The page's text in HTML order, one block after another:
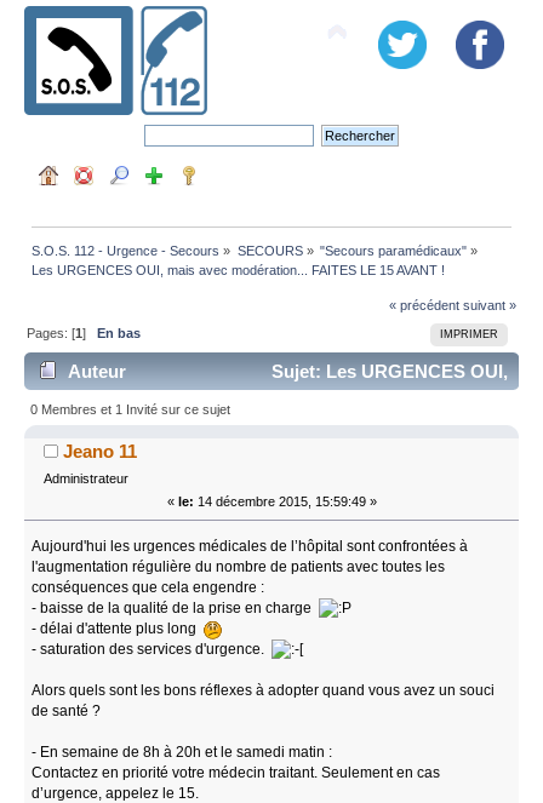
S.O.S. 112 - Urgence - Secours » SECOURS» "Secours paramédicaux"»
Les URGENCES OUI, mais avec modération... FAITES LE 15 AVANT !
« précédent suivant »
IMPRIMER
Pages: [1]En bas
Auteur
Sujet: Les URGENCES OUI,
mais avec modération... FAITES LE 15 AVANT ! (Lu
18887 fois)
0 Membres et 1 Invité sur ce sujet
Jeano 11
Administrateur
« le: 14 décembre 2015, 15:59:49 »
Aujourd'hui les urgences médicales de l’hôpital sont confrontées à
l'augmentation régulière du nombre de patients avec toutes les
conséquences que cela engendre :
- baisse de la qualité de la prise en charge
- délai d'attente plus long
- saturation des services d'urgence.
Alors quels sont les bons réflexes à adopter quand vous avez un souci
de santé ?
- En semaine de 8h à 20h et le samedi matin :
Contactez en priorité votre médecin traitant. Seulement en cas
d’urgence, appelez le 15.